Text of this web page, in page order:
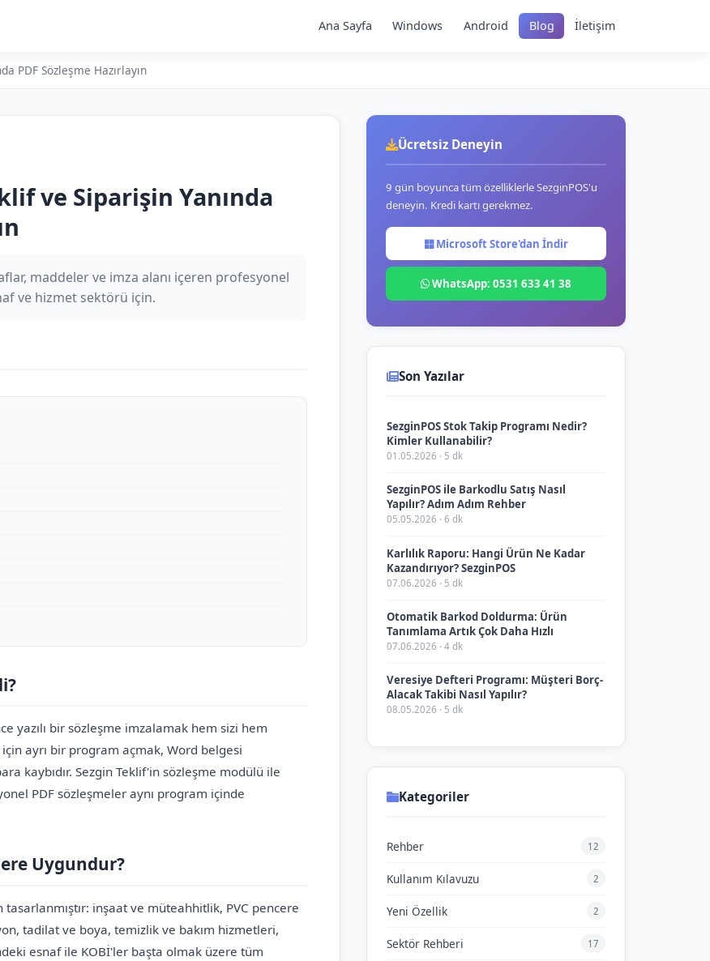
Ana Sayfa Windows Android Blog İletişim
PDF Sözleşme Hazırlayın
ve Siparişin Yanında
maddeler ve imza alanı içeren profesyonel
ve hizmet sektörü için.
yazılı bir sözleşme imzalamak hem sizi hem
ayrı bir program açmak, Word belgesi
kaybıdır. Sezgin Teklif'in sözleşme modülü ile
PDF sözleşmeler aynı program içinde
Uygundur?
inşaat ve müteahhitlik, PVC pencere
tadilat ve boya, temizlik ve bakım hizmetleri,
esnaf ile KOBİ'ler başta olmak üzere tüm
Ücretsiz Deneyin
9 gün boyunca tüm özelliklerle SezginPOS'u
deneyin. Kredi kartı gerekmez.
Microsoft Store'dan İndir
WhatsApp: 0531 633 41 38
Son Yazılar
SezginPOS Stok Takip Programı Nedir?
Kimler Kullanabilir?
01.05.2026 · 5 dk
SezginPOS ile Barkodlu Satış Nasıl
Yapılır? Adım Adım Rehber
05.05.2026 · 6 dk
Karlılık Raporu: Hangi Ürün Ne Kadar
Kazandırıyor? SezginPOS
07.06.2026 · 5 dk
Otomatik Barkod Doldurma: Ürün
Tanımlama Artık Çok Daha Hızlı
07.06.2026 · 4 dk
Veresiye Defteri Programı: Müşteri Borç-
Alacak Takibi Nasıl Yapılır?
08.05.2026 · 5 dk
Kategoriler
Rehber 12
Kullanım Kılavuzu 2
Yeni Özellik 2
Sektör Rehberi 17